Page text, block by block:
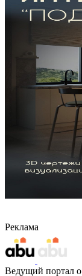
Реклама
Ведущий портал